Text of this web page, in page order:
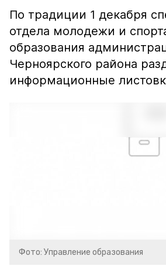
По традиции 1 декабря
отдела молодежи и
образования
Черноярского района
информационные
Фото: Управление образования